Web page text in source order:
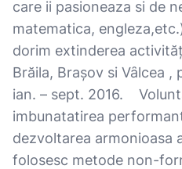
care ii pasioneaza si de
matematica,
dorim extinderea
Brăila, Braşov si Vȃlcea
ian. – sept. 2016.
imbunatatirea
dezvoltarea armonioasa
folosesc metode non-